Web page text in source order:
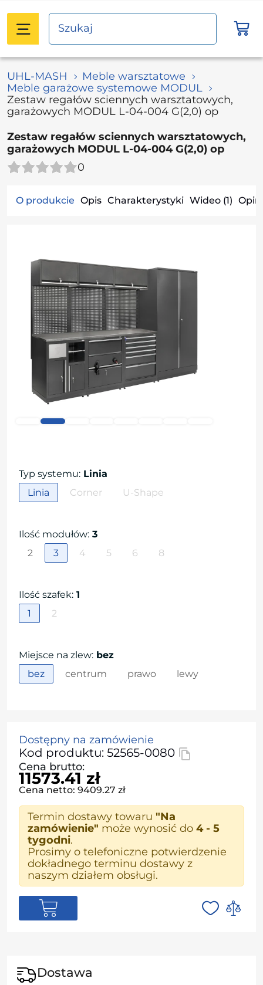
UHL-MASH
Meble warsztatowe
Meble garażowe systemowe MODUL
Zestaw regałów sciennych warsztatowych,
garażowych MODUL L-04-004 G(2,0) op
Zestaw regałów sciennych warsztatowych,
garażowych MODUL L-04-004 G(2,0) op
0
O produkcie Opis Charakterystyki Wideo (1)
Typ systemu: Linia
Linia
Corner U-Shape
Ilość modułów: 3
2
3 4 5 6 8
Ilość szafek: 1
1
2
Miejsce na zlew: bez
bez
centrum prawo lewy
Dostępny na zamówienie
Kod produktu: 52565-0080
Cena brutto:
11573.41 zł
Cena netto: 9409.27 zł
Termin dostawy towaru "Na
zamówienie" może wynosić do 4 - 5
tygodni.
Prosimy o telefoniczne potwierdzenie
dokładnego terminu dostawy z
naszym działem obsługi.
Dostawa